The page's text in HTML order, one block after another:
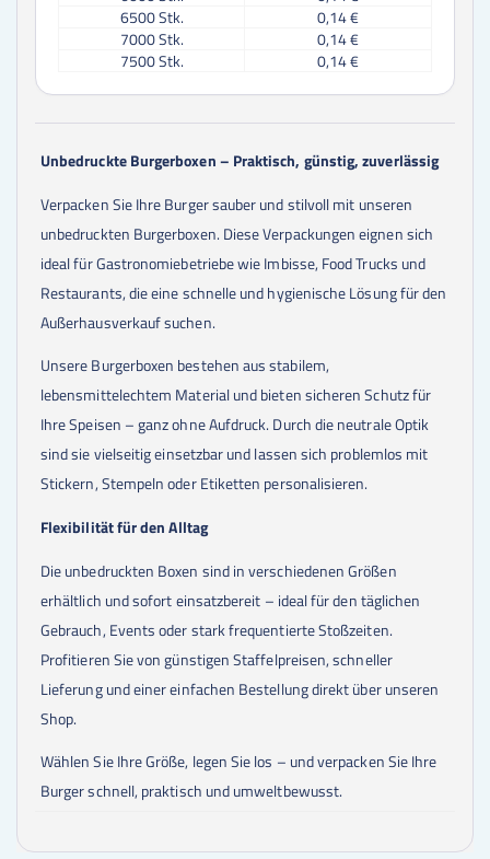
6500Stk.
0,14 €
7000Stk.
0,14 €
7500Stk.
0,14 €
9000Stk.
0,14 €
10000Stk.
0,14 €
12000Stk.
0,14 €
13000Stk.
0,14 €
14000Stk.
0,14 €
16000Stk.
0,14 €
17000Stk.
19000Stk.
0,14 €
20000Stk.
0,14 €
30000Stk.
0,14 €
35000Stk.
0,14 €
40000Stk.
0,14 €
45000
50000Stk.
70000Stk.
0,14 €
80000Stk.
0,14 €
85000Stk.
0,14 €
90000
Stk.
0,14 €
95000
Stk.
0,14 €
100000Stk. 0,14 €
Unbedruckte Burgerboxen – Praktisch, günstig, zuverlässig
Verpacken Sie Ihre Burger sauber und stilvoll mit unseren
unbedruckten Burgerboxen. Diese Verpackungen eignen sich
ideal für Gastronomiebetriebe wie Imbisse, Food Trucks und
Restaurants, die eine schnelle und hygienische Lösung für den
Außerhausverkauf suchen.
Unsere Burgerboxen bestehen aus stabilem,
lebensmittelechtem Material und bieten sicheren Schutz für
Ihre Speisen – ganz ohne Aufdruck. Durch die neutrale Optik
sind sie vielseitig einsetzbar und lassen sich problemlos mit
Stickern, Stempeln oder Etiketten personalisieren.
Flexibilität für den Alltag
Die unbedruckten Boxen sind in verschiedenen Größen
erhältlich und sofort einsatzbereit – ideal für den täglichen
Gebrauch, Events oder stark frequentierte Stoßzeiten.
Profitieren Sie von günstigen Staffelpreisen, schneller
Lieferung und einer einfachen Bestellung direkt über unseren
Shop.
Wählen Sie Ihre Größe, legen Sie los – und verpacken Sie Ihre
Burger schnell, praktisch und umweltbewusst.